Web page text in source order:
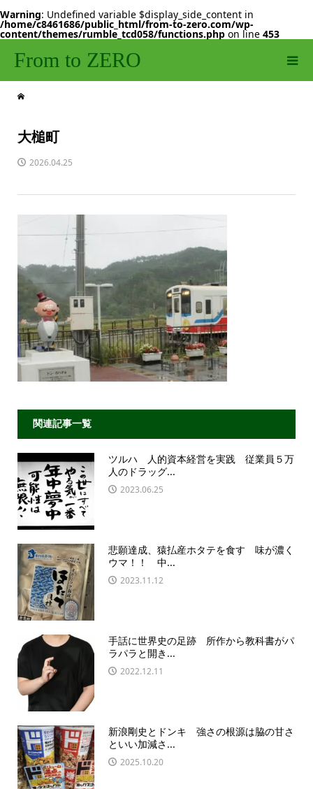
Warning: Undefined variable $display_side_content in
/home/c8461686/public_html/from-to-zero.com/wp-
content/themes/rumble_tcd058/functions.php on line 453
From to ZERO
大槌町
2026.04.25
関連記事一覧
ツルハ 人的資本経営を実践 従業員５万
人のドラッグ...
2023.06.25
悲願達成、猿払産ホタテを食す 味が濃く
ウマ！！ 中...
2023.11.12
手話に世界史の足跡 所作から教科書がパ
ラパラと開き...
2022.12.11
新浪剛史とドンキ 強さの根源は脇の甘さ
といい加減さ...
2025.10.20